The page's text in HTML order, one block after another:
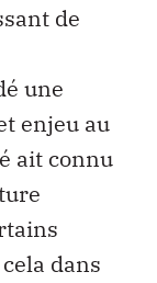
de
une
enjeu au
ait connu
dans